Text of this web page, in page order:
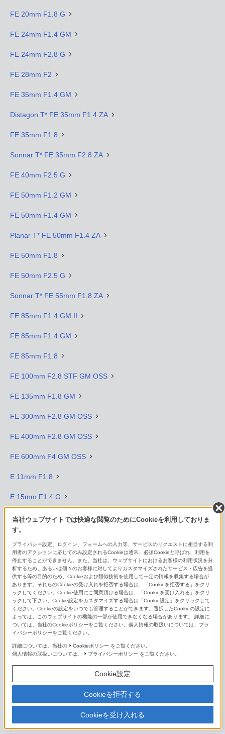
FE 20mm F1.8 G
FE 24mm F1.4 GM
FE 24mm F2.8 G
FE 28mm F2
FE 35mm F1.4 GM
Distagon T* FE 35mm F1.4 ZA
FE 35mm F1.8
Sonnar T* FE 35mm F2.8 ZA
FE 40mm F2.5 G
FE 50mm F1.2 GM
FE 50mm F1.4 GM
Planar T* FE 50mm F1.4 ZA
FE 50mm F1.8
FE 50mm F2.5 G
Sonnar T* FE 55mm F1.8 ZA
FE 85mm F1.4 GM II
FE 85mm F1.4 GM
FE 85mm F1.8
FE 100mm F2.8 STF GM OSS
FE 135mm F1.8 GM
FE 300mm F2.8 GM OSS
FE 400mm F2.8 GM OSS
FE 600mm F4 GM OSS
E 11mm F1.8
E 15mm F1.4 G
E16mm F2.8
Sonnar T＊ E 24mm F1.8 ZA
E 35mm F1.8 OSS
E 50mm F1.8 OSS
マクロレンズ（Eマウント用）
FE 90mm F2.8 Macro G OSS
E 30mm F3.5 Macro
コンバーターレンズ（Eマウント用）
当社ウェブサイトでは快適な閲覧のためにCookieを利用しておりま
す。
プライバシー設定、ログイン、フォームへの入力等、サービスのリクエストに相当する利
用者のアクションに応じてのみ設定されるCookieは通常、必須Cookieと呼ばれ、利用を
停止することができません。また、当社は、ウェブサイトにおけるお客様の利用状況を分
析するため、あるいは個々のお客様に対してよりカスタマイズされたサービス・広告を提
供する等の目的のため、Cookieおよび類似技術を使用して一定の情報を収集する場合が
あります。それらのCookieの受け入れを拒否する場合は、「Cookieを拒否する」をクリ
ックしてください。Cookie使用にご同意頂ける場合は、「Cookieを受け入れる」をクリ
ックして下さい。Cookie設定をカスタマイズする場合は「Cookie設定」をクリックして
ください。Cookieの設定をいつでも管理することができます。選択したCookieの設定に
よっては、このウェブサイトの機能の一部が使用できなくなる場合があります。 詳細に
ついては、当社のCookieポリシーをご覧ください。個人情報の取扱いについては、プラ
イバシーポリシーをご覧ください。
詳細については、当社の Cookieポリシー をご覧ください。
個人情報の取扱いについては、
プライバシーポリシー をご覧ください。
Cookie設定
Cookieを拒否する
Cookieを受け入れる